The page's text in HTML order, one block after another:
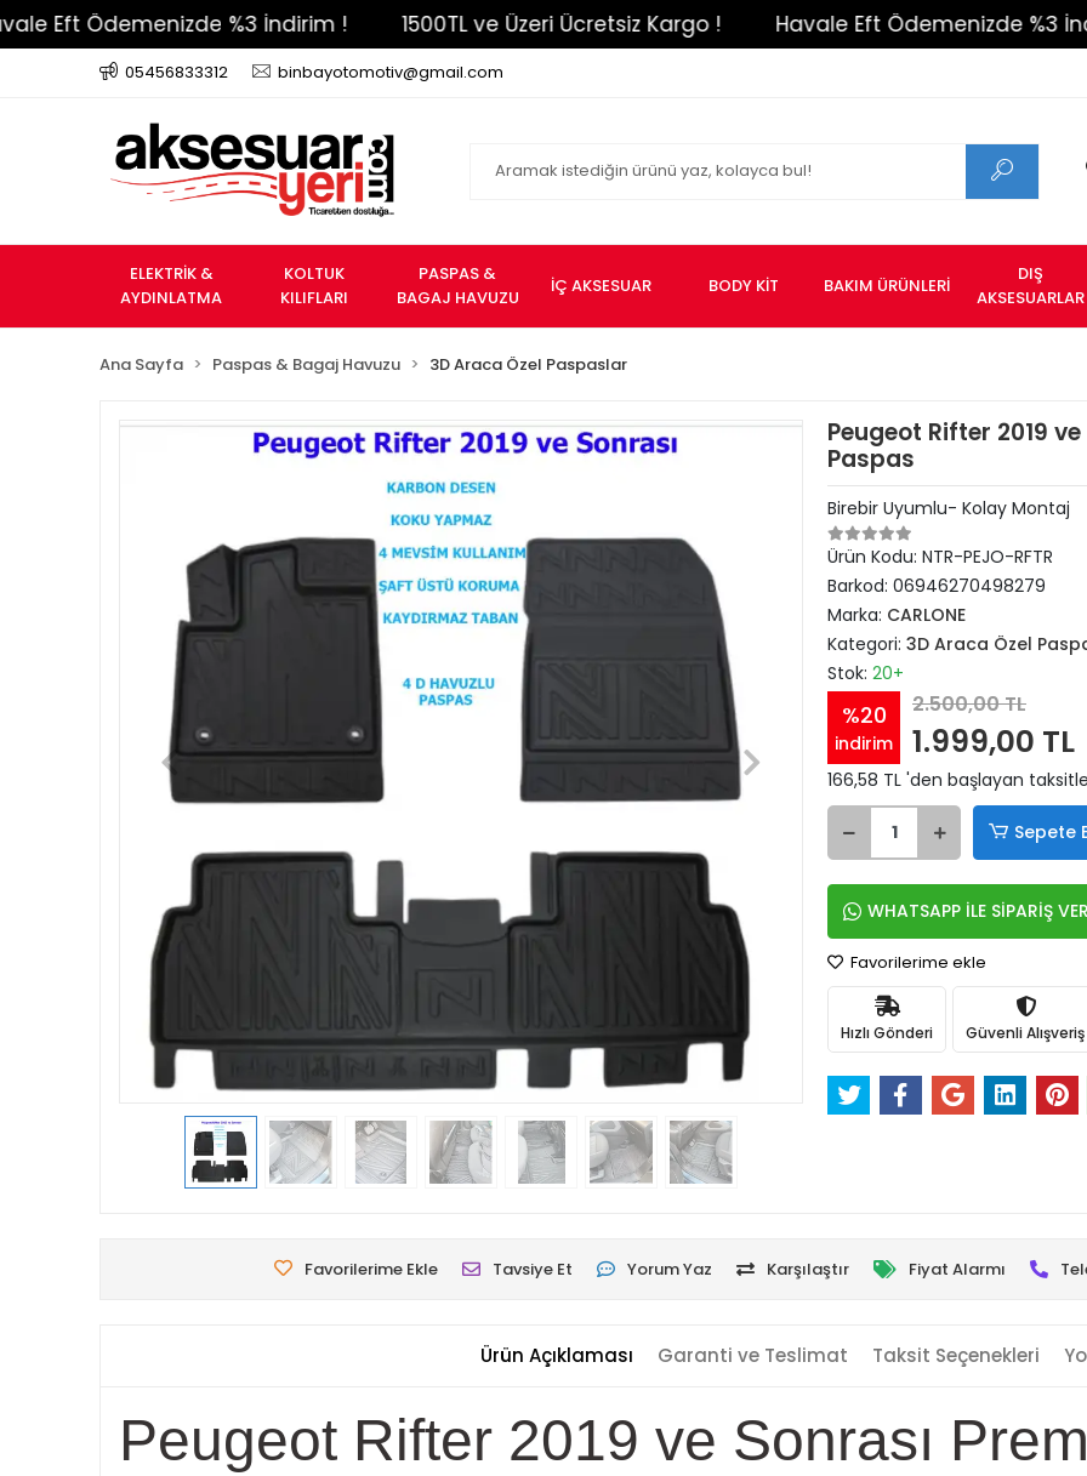
%3 İndirim ! 1500TL ve Üzeri Ücretsiz Kargo ! Havale Eft Ödemenizde %3 İndirim !
05456833312 binbayotomotiv@gmail.com
ELEKTRİK &
AYDINLATMA
KOLTUK
KILIFLARI
PASPAS &
BAGAJ HAVUZU
İÇ AKSESUAR BODY KİT BAKIM ÜRÜNLERİ
DIŞ
AKSESUARLAR
Ana Sayfa Paspas & Bagaj Havuzu 3D Araca Özel Paspaslar
Peugeot Rifter 2019
Paspas
Birebir Uyumlu- Kolay Montaj
Ürün Kodu: NTR-PEJO-RFTR
Barkod: 06946270498279
Marka: CARLONE
Kategori: 3D Araca Özel
Stok: 20+
%20
indirim
2.500,00 TL
1.999,00 TL
166,58 TL 'den başlayan
Sepete
WHATSAPP İLE SİPARİŞ VER
Favorilerime ekle
Hızlı Gönderi Güvenli Alışveriş
Favorilerime Ekle Tavsiye Et Yorum Yaz Karşılaştır Fiyat Alarmı
Ürün Açıklaması Garanti ve Teslimat Taksit Seçenekleri
Peugeot Rifter 2019 ve Sonrası